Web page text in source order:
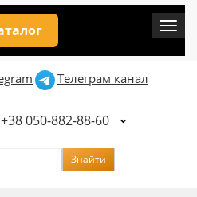
Телеграм канал
+38 050-882-88-60
Знайти